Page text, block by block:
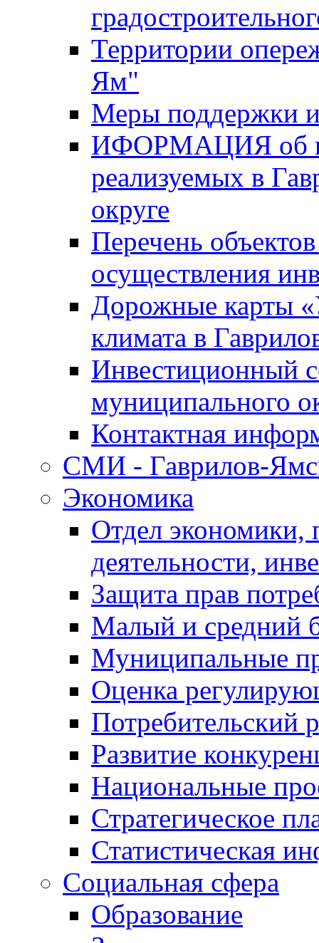
Территории
Ям"
Меры поддержки
ИФОРМАЦИЯ об
реализуемых в
округе
Перечень
осуществления
Дорожные карты
климата в
Инвестиционный
муниципального
Контактная
СМИ - Гаврилов-
Экономика
Отдел экономики,
деятельности,
Защита прав
Малый и средний
Муниципальные
Оценка
Потребительский
Развитие
Национальные
Стратегическое
Статистическая
Социальная сфера
Образование